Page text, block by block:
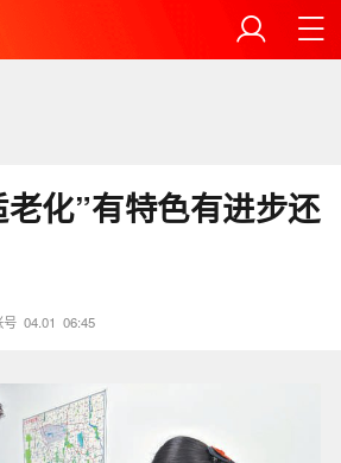
化”有特色有进步还
号 04.01 06:45